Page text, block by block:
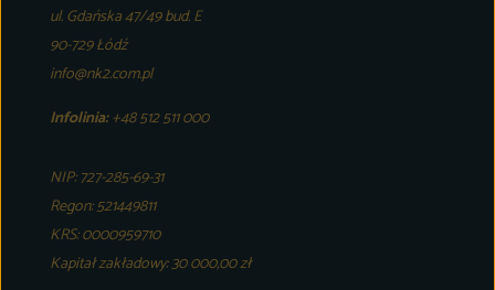
ul. Gdańska 47/49 bud. E
90-729 Łódź
info@nk2.com.pl
Infolinia:+48 512 511 000
NIP: 727-285-69-31
Regon: 521449811
KRS: 0000959710
Kapitał zakładowy: 30 000,00 zł